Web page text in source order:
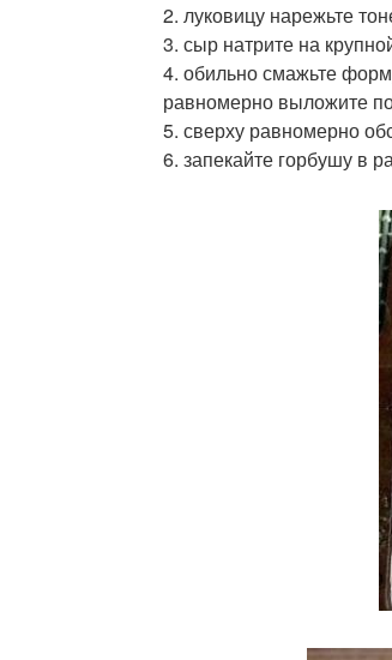
2. луковицу нарежьте
3. сыр натрите на
4. обильно смажьте
равномерно выложите
5. сверху равномерно
6. запекайте горбушу в